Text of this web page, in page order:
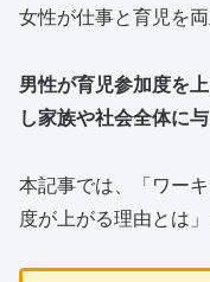
女性が仕事と育児を両
男性が育児参加度を
し家族や社会全体に
本記事では、「ワー
度が上がる理由とは」